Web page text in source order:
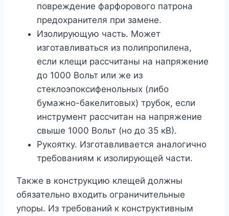
повреждение фарфорового патрона
предохранителя при замене.
Изолирующую часть. Может
изготавливаться из полипропилена,
если клещи рассчитаны на напряжение
до 1000 Вольт или же из
стеклоэпоксифенольных (либо
бумажно-бакелитовых) трубок, если
инструмент рассчитан на напряжение
свыше 1000 Вольт (но до 35 кВ).
Рукоятку. Изготавливается аналогично
требованиям к изолирующей части.
Также в конструкцию клещей должны
обязательно входить ограничительные
упоры. Из требований к конструктивным